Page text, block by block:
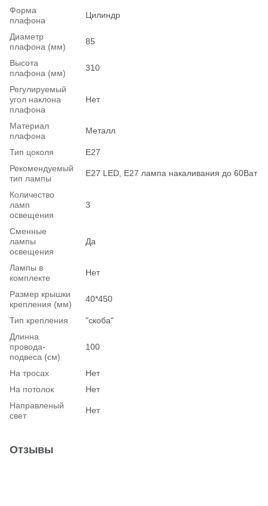
Форма
плафона
Цилиндр
Диаметр
плафона (мм)
85
Высота
плафона (мм)
310
Регулируемый
угол наклона
плафона
Нет
Материал
плафона
Металл
Тип цоколя
E27
Рекомендуемый
тип лампы
Е27 LED, E27 лампа накаливания до 60Ват
Количество
ламп
освещения
3
Сменные
лампы
освещения
Да
Лампы в
комплекте
Нет
Размер крышки
крепления (мм)
40*450
Тип крепления
"скоба"
Длинна
провода-
подвеса (см)
100
На тросах
Нет
На потолок
Нет
Hаправленый
свет
Нет
Отзывы